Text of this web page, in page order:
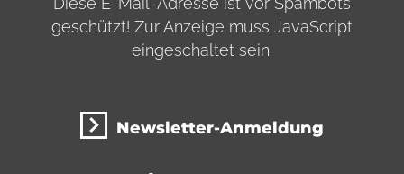
geschützt! Zur Anzeige muss JavaScript
eingeschaltet sein.
Newsletter-Anmeldung